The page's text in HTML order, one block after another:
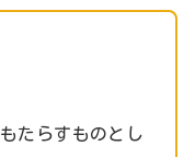
たらすものとし